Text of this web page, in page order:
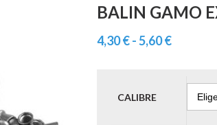
BALIN GAMO
4,30€ -5,60€Rango
precios:
CALIBRE